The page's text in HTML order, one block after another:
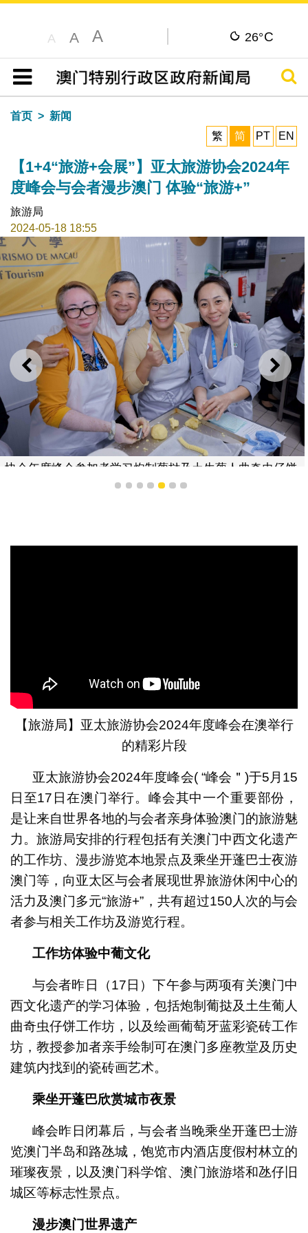
A A A 26°C
目录
搜寻
首页
新闻
繁
简 PT EN
【1+4“旅游+会展”】亚太旅游协会2024年
度峰会与会者漫步澳门 体验“旅游+”
旅游局
2024-05-18 18:55
上一则 下一
协会年度峰会参加者学习炮制葡挞及土生葡人曲奇虫仔饼
1 2 3 4 5 6 7
【旅游局】亚太旅游协会2024年度峰会在澳举行
的精彩片段
亚太旅游协会2024年度峰会( “峰会＂)于5月15
日至17日在澳门举行。峰会其中一个重要部份，
是让来自世界各地的与会者亲身体验澳门的旅游魅
力。旅游局安排的行程包括有关澳门中西文化遗产
的工作坊、漫步游览本地景点及乘坐开蓬巴士夜游
澳门等，向亚太区与会者展现世界旅游休闲中心的
活力及澳门多元“旅游+”，共有超过150人次的与会
者参与相关工作坊及游览行程。
工作坊体验中葡文化
与会者昨日（17日）下午参与两项有关澳门中
西文化遗产的学习体验，包括炮制葡挞及土生葡人
曲奇虫仔饼工作坊，以及绘画葡萄牙蓝彩瓷砖工作
坊，教授参加者亲手绘制可在澳门多座教堂及历史
建筑内找到的瓷砖画艺术。
乘坐开蓬巴欣赏城市夜景
峰会昨日闭幕后，与会者当晚乘坐开蓬巴士游
览澳门半岛和路氹城，饱览市内酒店度假村林立的
璀璨夜景，以及澳门科学馆、澳门旅游塔和氹仔旧
城区等标志性景点。
漫步澳门世界遗产